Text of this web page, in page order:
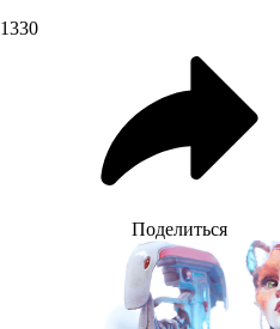
1330
Поделиться